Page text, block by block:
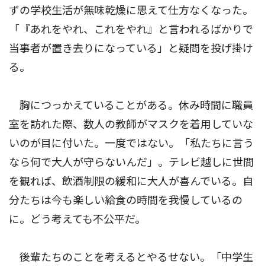
ずの学校生活が無味乾燥に思えて仕方なくなった。
「『あれをやれ、これをやれ』と言われるばかりで
当事者が置き去りになっている」と疑問を投げ掛け
る。
胸につっかえていることがある。休み時間に職員
室を訪れた際、数人の教師がマスクを着用していな
いのが目に付いた。一度ではない。「私たちに言う
なら何で大人が守らないんだ」。テレビ越しに世間
を観れば、飲酒制限の緩和に大人が喜んでいる。自
分たちは今も楽しい給食の時間を我慢しているの
に。どう考えても不公平だ。
後輩たちのことを考えるとやるせない。「中学生